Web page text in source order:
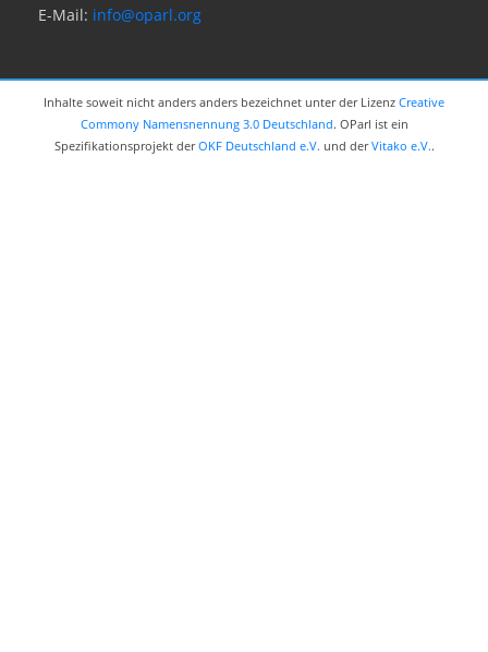
E-Mail: info@oparl.org
Inhalte soweit nicht anders anders bezeichnet unter der Lizenz Creative
Commony Namensnennung 3.0 Deutschland. OParl ist ein
Spezifikationsprojekt derOKF Deutschland e.V. und derVitako e.V..